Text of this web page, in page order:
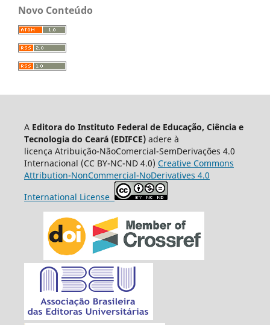
Novo Conteúdo
A Editora do Instituto Federal de Educação, Ciência e
Tecnologia do Ceará (EDIFCE)adere à
licença Atribuição-NãoComercial-SemDerivações 4.0
Internacional (CC BY-NC-ND 4.0) Creative Commons
Attribution-NonCommercial-NoDerivatives 4.0
International License